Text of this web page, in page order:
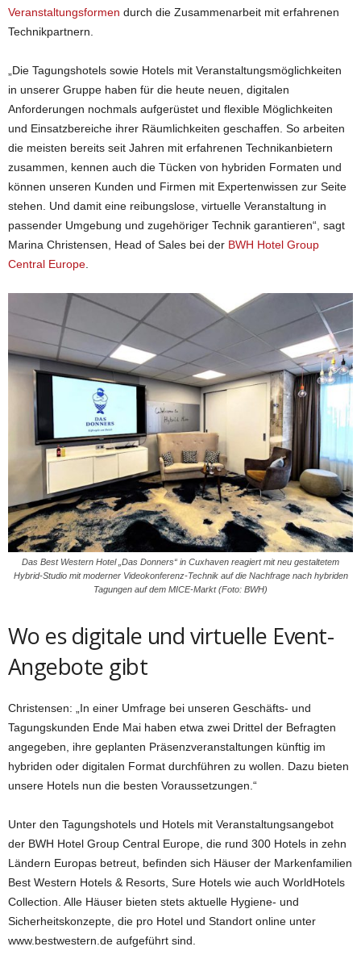
Veranstaltungsformen durch die Zusammenarbeit mit erfahrenen
Technikpartnern.
„Die Tagungshotels sowie Hotels mit Veranstaltungsmöglichkeiten
in unserer Gruppe haben für die heute neuen, digitalen
Anforderungen nochmals aufgerüstet und flexible Möglichkeiten
und Einsatzbereiche ihrer Räumlichkeiten geschaffen. So arbeiten
die meisten bereits seit Jahren mit erfahrenen Technikanbietern
zusammen, kennen auch die Tücken von hybriden Formaten und
können unseren Kunden und Firmen mit Expertenwissen zur Seite
stehen. Und damit eine reibungslose, virtuelle Veranstaltung in
passender Umgebung und zugehöriger Technik garantieren“, sagt
Marina Christensen, Head of Sales bei der BWH Hotel Group
Central Europe
Das Best Western Hotel „Das Donners“ in Cuxhaven reagiert mit neu gestaltetem
Hybrid-Studio mit moderner Videokonferenz-Technik auf die Nachfrage nach hybriden
Tagungen auf dem MICE-Markt (Foto: BWH)
Wo es digitale und virtuelle Event-
Angebote gibt
Christensen: „In einer Umfrage bei unseren Geschäfts- und
Tagungskunden Ende Mai haben etwa zwei Drittel der Befragten
angegeben, ihre geplanten Präsenzveranstaltungen künftig im
hybriden oder digitalen Format durchführen zu wollen. Dazu bieten
unsere Hotels nun die besten Voraussetzungen.“
Unter den Tagungshotels und Hotels mit Veranstaltungsangebot
der BWH Hotel Group Central Europe, die rund 300 Hotels in zehn
Ländern Europas betreut, befinden sich Häuser der Markenfamilien
Best Western Hotels & Resorts, Sure Hotels wie auch WorldHotels
Collection. Alle Häuser bieten stets aktuelle Hygiene- und
Sicherheitskonzepte, die pro Hotel und Standort online unter
www.bestwestern.de aufgeführt sind.